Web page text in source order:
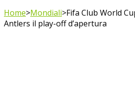
Home>Mondiali>Fifa Club World
Antlers il play-off d’apertura